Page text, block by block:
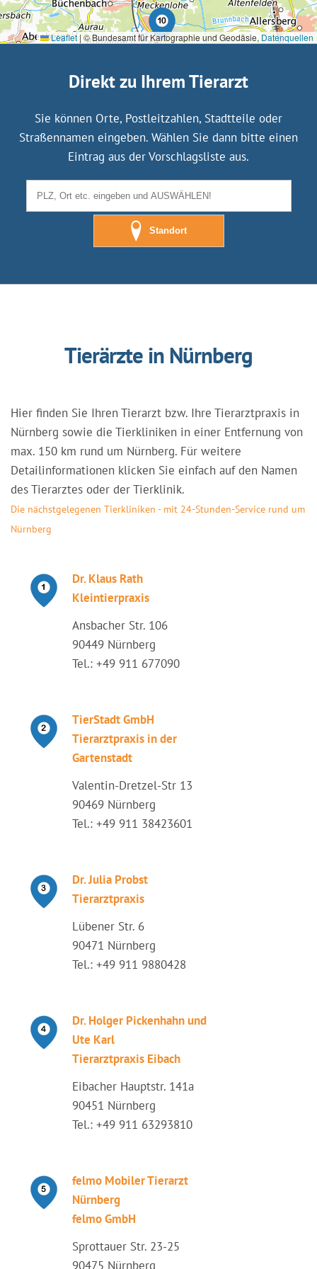
Leaflet|© Bundesamt für Kartographie und Geodäsie, Datenquellen
Direkt zu Ihrem Tierarzt
Sie können Orte, Postleitzahlen, Stadtteile oder
Straßennamen eingeben. Wählen Sie dann bitte einen
Eintrag aus der Vorschlagsliste aus.
Standort
Tierärzte in Nürnberg
Hier finden Sie Ihren Tierarzt bzw. Ihre Tierarztpraxis in
Nürnberg sowie die Tierkliniken in einer Entfernung von
max. 150 km rund um Nürnberg. Für weitere
Detailinformationen klicken Sie einfach auf den Namen
des Tierarztes oder der Tierklinik.
Die nächstgelegenen Tierkliniken - mit 24-Stunden-Service rund um
Nürnberg
Dr. Klaus Rath
Kleintierpraxis
Ansbacher Str. 106
90449 Nürnberg
Tel.: +49 911 677090
TierStadt GmbH
Tierarztpraxis in der
Gartenstadt
Valentin-Dretzel-Str 13
90469 Nürnberg
Tel.: +49 911 38423601
Dr. Julia Probst
Tierarztpraxis
Lübener Str. 6
90471 Nürnberg
Tel.: +49 911 9880428
Dr. Holger Pickenhahn und
Ute Karl
Tierarztpraxis Eibach
Eibacher Hauptstr. 141a
90451 Nürnberg
Tel.: +49 911 63293810
felmo Mobiler Tierarzt
Nürnberg
felmo GmbH
Sprottauer Str. 23-25
90475 Nürnberg